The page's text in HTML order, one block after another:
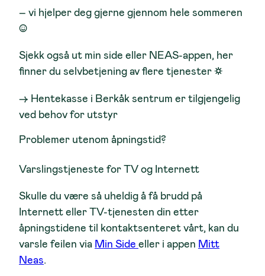
– vi hjelper deg gjerne gjennom hele sommeren
☺
Sjekk også ut min side eller NEAS-appen, her
finner du selvbetjening av flere tjenester ☼
→ Hentekasse i Berkåk sentrum er tilgjengelig
ved behov for utstyr
Problemer utenom åpningstid?
Varslingstjeneste for TV og Internett
Skulle du være så uheldig å få brudd på
Internett eller TV-tjenesten din etter
åpningstidene til kontaktsenteret vårt, kan du
varsle feilen via Min Side eller i appen Mitt
Neas.